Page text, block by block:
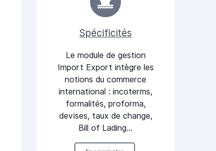
Spécificités
Le module de gestion
Import Export intègre les
notions du commerce
international : incoterms,
formalités, proforma,
devises, taux de change,
Bill of Lading…